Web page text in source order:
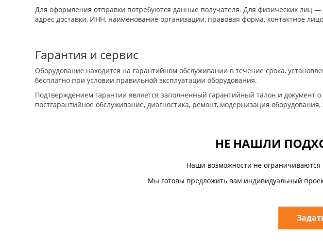
Для оформления отправки потребуются данные получателя. Для физических
адрес доставки, ИНН, наименование организации, правовая форма, контактное
Гарантия и сервис
Оборудование находится на гарантийном обслуживании в течение срока,
бесплатно при условии правильной эксплуатации оборудования.
Подтверждением гарантии является заполненный гарантийный талон и документ
постгарантийное обслуживание, диагностика, ремонт, модернизация
НЕ НАШЛИ
Наши возможности не
Мы готовы предложить вам индивидуальный